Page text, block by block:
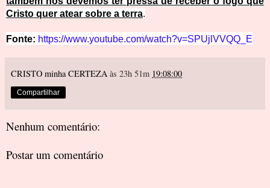
Cristo quer atear sobre a terra.
Fonte: https://www.youtube.com/watch?v=SPUjlVVQQ_E
CRISTO minha CERTEZA às 23h 51m 19:08:00
Compartilhar
Nenhum comentário:
Postar um comentário